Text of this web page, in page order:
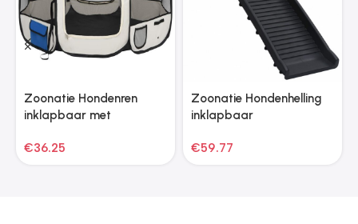
Zoonatie Hondenren
inklapbaar met
blauw
€36.25
Zoonatie Hondenhelling
inklapbaar
€59.77